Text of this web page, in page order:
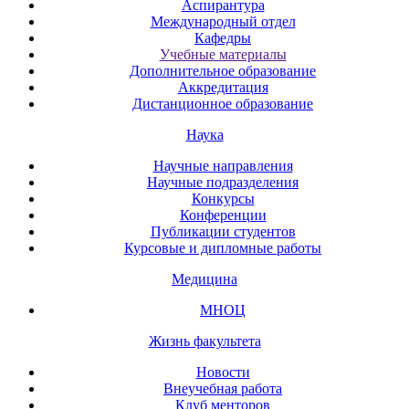
Аспирантура
Международный отдел
Кафедры
Учебные материалы
Дополнительное образование
Аккредитация
Дистанционное образование
Наука
Научные направления
Научные подразделения
Конкурсы
Конференции
Публикации студентов
Курсовые и дипломные работы
Медицина
МНОЦ
Жизнь факультета
Новости
Внеучебная работа
Клуб менторов